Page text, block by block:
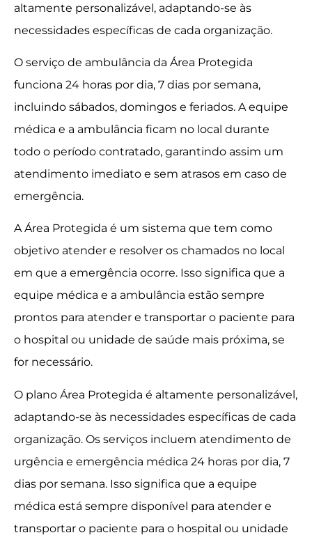
altamente personalizável, adaptando-se às
necessidades específicas de cada organização.
O serviço de ambulância da Área Protegida
funciona 24 horas por dia, 7 dias por semana,
incluindo sábados, domingos e feriados. A equipe
médica e a ambulância ficam no local durante
todo o período contratado, garantindo assim um
atendimento imediato e sem atrasos em caso de
emergência.
A Área Protegida é um sistema que tem como
objetivo atender e resolver os chamados no local
em que a emergência ocorre. Isso significa que a
equipe médica e a ambulância estão sempre
prontos para atender e transportar o paciente para
o hospital ou unidade de saúde mais próxima, se
for necessário.
O plano Área Protegida é altamente personalizável,
adaptando-se às necessidades específicas de cada
organização. Os serviços incluem atendimento de
urgência e emergência médica 24 horas por dia, 7
dias por semana. Isso significa que a equipe
médica está sempre disponível para atender e
transportar o paciente para o hospital ou unidade